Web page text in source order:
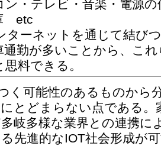
ン・テレビ・音楽・電源
etc
ターネットを通じて結び
通勤が多いことから、こ
料できる。
く可能性のあるものから
とどまらない点である。
岐多様な業界との連携に
先進的なIOT社会形成が